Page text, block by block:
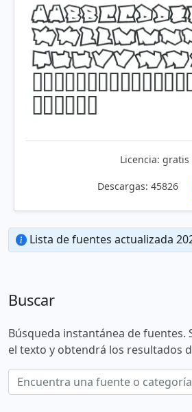
Licencia: gratis
Descargas: 45826
Lista de fuentes actualizada
Buscar
Búsqueda instantánea de fuentes.
el texto y obtendrá los resultados